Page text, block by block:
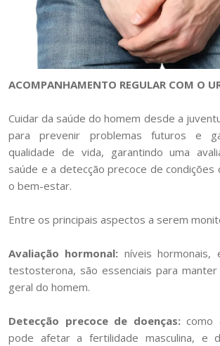
ACOMPANHAMENTO REGULAR COM O
Cuidar da saúde do homem desde a
para prevenir problemas futuros e
qualidade de vida, garantindo uma
saúde e a detecção precoce de
o bem-estar.
Entre os principais aspectos a serem
Avaliação hormonal: níveis hormonais,
testosterona, são essenciais para
geral do homem.
Detecção precoce de doenças:como
pode afetar a fertilidade masculina, e